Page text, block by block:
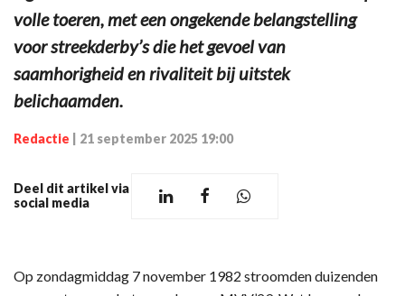
volle toeren, met een ongekende belangstelling
voor streekderby’s die het gevoel van
saamhorigheid en rivaliteit bij uitstek
belichaamden.
Redactie 21 september 2025 19:00
Deel dit artikel via
social media
Op zondagmiddag 7 november 1982 stroomden duizenden